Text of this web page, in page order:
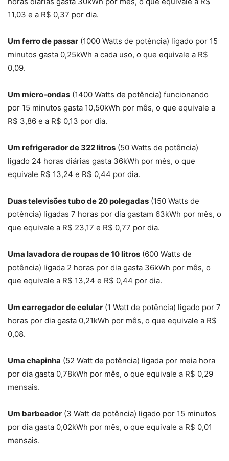
11,03 e a R$ 0,37 por dia.
Um ferro de passar (1000 Watts de potência) ligado por 15
minutos gasta 0,25kWh a cada uso, o que equivale a R$
0,09.
Um micro-ondas (1400 Watts de potência) funcionando
por 15 minutos gasta 10,50kWh por mês, o que equivale a
R$ 3,86 e a R$ 0,13 por dia.
Um refrigerador de 322 litros (50 Watts de potência)
ligado 24 horas diárias gasta 36kWh por mês, o que
equivale R$ 13,24 e R$ 0,44 por dia.
Duas televisões tubo de 20 polegadas (150 Watts de
potência) ligadas 7 horas por dia gastam 63kWh por mês, o
que equivale a R$ 23,17 e R$ 0,77 por dia.
Uma lavadora de roupas de 10 litros (600 Watts de
potência) ligada 2 horas por dia gasta 36kWh por mês, o
que equivale a R$ 13,24 e R$ 0,44 por dia.
Um carregador de celular (1 Watt de potência) ligado por 7
horas por dia gasta 0,21kWh por mês, o que equivale a R$
0,08.
Uma chapinha (52 Watt de potência) ligada por meia hora
por dia gasta 0,78kWh por mês, o que equivale a R$ 0,29
mensais.
Um barbeador (3 Watt de potência) ligado por 15 minutos
por dia gasta 0,02kWh por mês, o que equivale a R$ 0,01
mensais.